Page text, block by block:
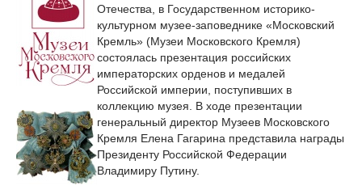
Отечества, в Государственном историко-
культурном музее-заповеднике «Московский
Кремль» (Музеи Московского Кремля)
состоялась презентация российских
императорских орденов и медалей
Российской империи, поступивших в
коллекцию музея. В ходе презентации
генеральный директор Музеев Московского
Кремля Елена Гагарина представила награды
Президенту Российской Федерации
Владимиру Путину.